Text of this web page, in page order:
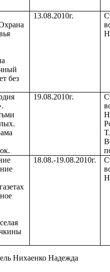
без
13.08.2010г.
19.08.2010г.
18.08.-19.08.2010г.
Нихаенко Надежда